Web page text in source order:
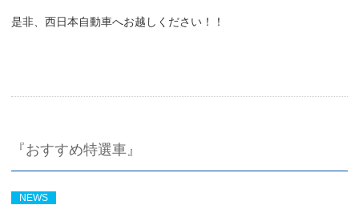
是非、西日本自動車へお越しください！！
『おすすめ特選車』
NEWS